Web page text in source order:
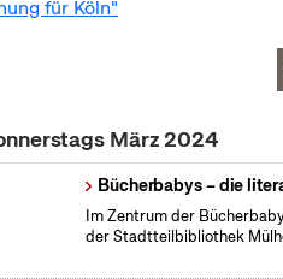
für Köln"
März 2024
Bücherbabys – die
Im Zentrum der
der Stadtteilbibliothek